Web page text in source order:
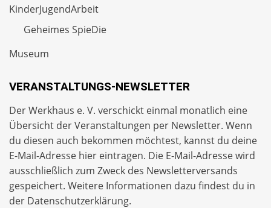
KinderJugendArbeit
Geheimes SpieDie
Museum
VERANSTALTUNGS-NEWSLETTER
Der Werkhaus e. V. verschickt einmal monatlich eine
Übersicht der Veranstaltungen per Newsletter. Wenn
du diesen auch bekommen möchtest, kannst du deine
E-Mail-Adresse hier eintragen. Die E-Mail-Adresse wird
ausschließlich zum Zweck des Newsletterversands
gespeichert. Weitere Informationen dazu findest du in
der Datenschutzerklärung.